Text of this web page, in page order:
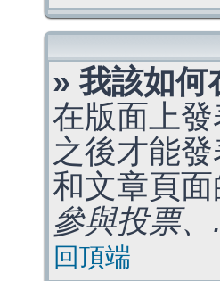
» 我該如何
在版面上
之後才能
和文章頁
參與投票
回頂端